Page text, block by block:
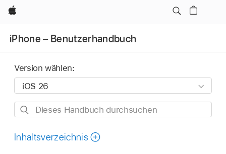
Apple
iPhone – Benutzerhandbuch
Version wählen:
Dieses
durchsuchen
Inhaltsverzeichnis